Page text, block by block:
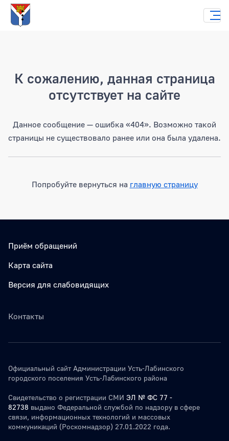
К сожалению, данная страница
отсутствует на сайте
Данное сообщение — ошибка «404». Возможно такой
страницы не существовало ранее или она была удалена.
Попробуйте вернуться на главную страницу
Приём обращений
Карта сайта
Версия для слабовидящих
Контакты
Официальный сайт Администрации Усть-Лабинского
городского поселения Усть-Лабинского района
Свидетельство о регистрации СМИ ЭЛ № ФС 77 -
82738 выдано Федеральной службой по надзору в сфере
связи, информационных технологий и массовых
коммуникаций (Роскомнадзор) 27.01.2022 года.